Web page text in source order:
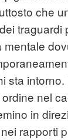
che
traguardi
sta intorno.
nel
in
rapporti